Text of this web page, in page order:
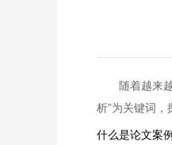
随着越来
析”为关键词，
什么是论文案